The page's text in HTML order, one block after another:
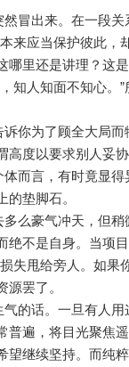
冒出来。在一段
来应当保护彼此
哪里还是讲理？这
知人知面不知心
你为了顾全大局
高度以要求别人妥
而言，有时竟显
垫脚石。
么豪气冲天，但
不是自身。当项
失甩给旁人。如
罢了。
气的话。一旦有人
普遍，将目光聚焦
继续坚持。而纯